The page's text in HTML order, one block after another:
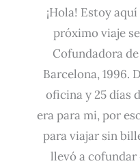
¡Hola! Estoy
próximo viaje
Cofundadora
Barcelona, 1996.
oficina y 25 días
era para mi, por
para viajar sin
llevó a cofundar